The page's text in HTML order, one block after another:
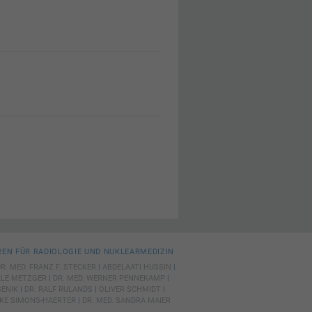
FÜR RADIOLOGIE UND NUKLEARMEDIZIN
MED. FRANZ F. STECKER | ABDELAATI HUSSIN |
METZGER | DR. MED. WERNER PENNEKAMP |
| DR. RALF RULANDS | OLIVER SCHMIDT |
SIMONS-HAERTER | DR. MED. SANDRA MAIER